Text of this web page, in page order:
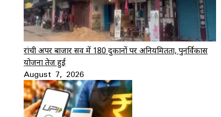
रांची अपर बाजार सर्वे में 180 दुकानों पर अनियमितता, पुनर्विकास
योजना तेज हुई
August 7, 2026